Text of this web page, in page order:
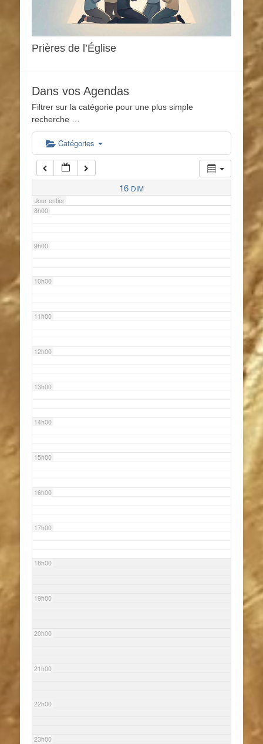
Prières de l’Église
Dans vos Agendas
Filtrer sur la catégorie pour une plus simple
recherche …
Catégories
16 DIM
Jour entier
5h00
6h00
7h00
8h00
9h00
10h00
11h00
12h00
13h00
14h00
15h00
16h00
17h00
18h00
19h00
20h00
21h00
22h00
23h00